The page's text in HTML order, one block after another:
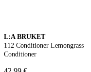
L:A BRUKET
112 Conditioner Lemongrass
Conditioner